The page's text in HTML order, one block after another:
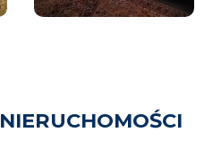
NIERUCHOMOŚCI